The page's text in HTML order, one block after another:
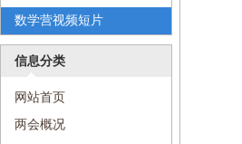
（2）
数学营视频短片
信息分类
网站首页
两会概况